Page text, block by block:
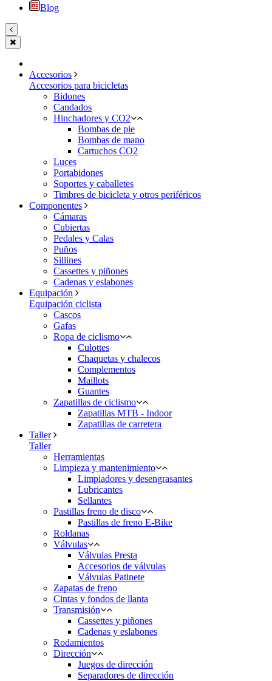
Blog
Accesorios
Accesorios para bicicletas
Bidones
Candados
Hinchadores y CO2
Bombas de pie
Bombas de mano
Cartuchos CO2
Luces
Portabidones
Soportes y caballetes
Timbres de bicicleta y otros periféricos
Componentes
Cámaras
Cubiertas
Pedales y Calas
Puños
Sillines
Cassettes y piñones
Cadenas y eslabones
Equipación
Equipación ciclista
Cascos
Gafas
Ropa de ciclismo
Culottes
Chaquetas y chalecos
Complementos
Maillots
Guantes
Zapatillas de ciclismo
Zapatillas MTB - Indoor
Zapatillas de carretera
Taller
Taller
Herramientas
Limpieza y mantenimiento
Limpiadores y desengrasantes
Lubricantes
Sellantes
Pastillas freno de disco
Pastillas de freno E-Bike
Roldanas
Válvulas
Válvulas Presta
Accesorios de válvulas
Válvulas Patinete
Zapatas de freno
Cintas y fondos de llanta
Transmisión
Cassettes y piñones
Cadenas y eslabones
Rodamientos
Dirección
Juegos de dirección
Separadores de dirección